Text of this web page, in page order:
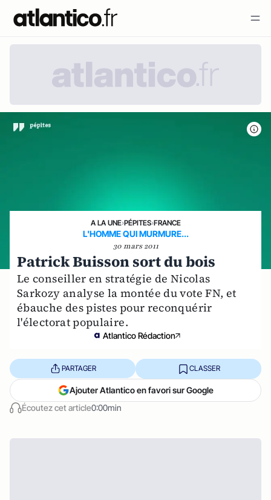
A LA UNE›PÉPITES›FRANCE
L'HOMME QUI MURMURE...
30 mars 2011
Patrick Buisson sort du bois
Le conseiller en stratégie de Nicolas
Sarkozy analyse la montée du vote FN, et
ébauche des pistes pour reconquérir
l'électorat populaire.
Atlantico Rédaction
Écoutez cet article0:00min
PARTAGER CLASSER
Ajouter Atlantico en favori sur Google